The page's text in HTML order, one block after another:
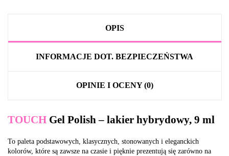
OPIS
INFORMACJE DOT. BEZPIECZEŃSTWA
OPINIE I OCENY (0)
TOUCH Gel Polish – lakier hybrydowy, 9 ml
To paleta podstawowych, klasycznych, stonowanych i eleganckich
kolorów, które są zawsze na czasie i pięknie prezentują się zarówno na